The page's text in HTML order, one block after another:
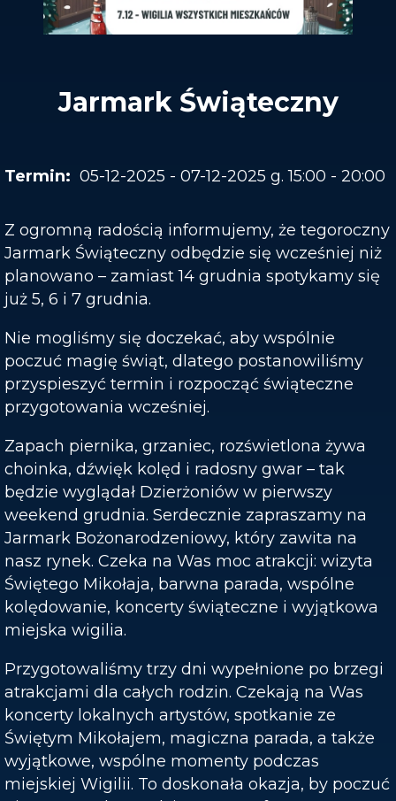
Jarmark Świąteczny
05-12-2025 - 07-12-2025 g. 15:00 - 20:00
Z ogromną radością informujemy, że tegoroczny
Jarmark Świąteczny odbędzie się wcześniej niż
planowano – zamiast 14 grudnia spotykamy się
już 5, 6 i 7 grudnia.
Nie mogliśmy się doczekać, aby wspólnie
poczuć magię świąt, dlatego postanowiliśmy
przyspieszyć termin i rozpocząć świąteczne
przygotowania wcześniej.
Zapach piernika, grzaniec, rozświetlona żywa
choinka, dźwięk kolęd i radosny gwar – tak
będzie wyglądał Dzierżoniów w pierwszy
weekend grudnia. Serdecznie zapraszamy na
Jarmark Bożonarodzeniowy, który zawita na
nasz rynek. Czeka na Was moc atrakcji: wizyta
Świętego Mikołaja, barwna parada, wspólne
kolędowanie, koncerty świąteczne i wyjątkowa
miejska wigilia.
Przygotowaliśmy trzy dni wypełnione po brzegi
atrakcjami dla całych rodzin. Czekają na Was
koncerty lokalnych artystów, spotkanie ze
Świętym Mikołajem, magiczna parada, a także
wyjątkowe, wspólne momenty podczas
miejskiej Wigilii. To doskonała okazja, by poczuć